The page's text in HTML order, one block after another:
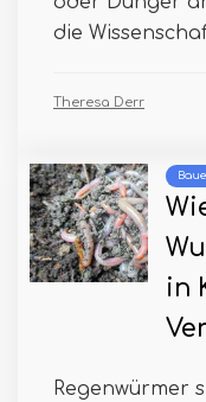
die
Theresa Derr
in
Regenwürmer